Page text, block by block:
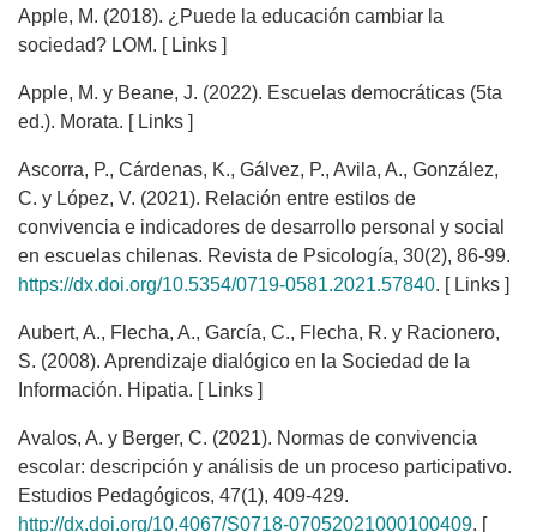
Apple, M. (2018). ¿Puede la educación cambiar la
sociedad? LOM. [ Links ]
Apple, M. y Beane, J. (2022). Escuelas democráticas (5ta
ed.). Morata. [ Links ]
Ascorra, P., Cárdenas, K., Gálvez, P., Avila, A., González,
C. y López, V. (2021). Relación entre estilos de
convivencia e indicadores de desarrollo personal y social
en escuelas chilenas. Revista de Psicología, 30(2), 86-99.
https://dx.doi.org/10.5354/0719-0581.2021.57840. [ Links ]
Aubert, A., Flecha, A., García, C., Flecha, R. y Racionero,
S. (2008). Aprendizaje dialógico en la Sociedad de la
Información. Hipatia. [ Links ]
Avalos, A. y Berger, C. (2021). Normas de convivencia
escolar: descripción y análisis de un proceso participativo.
Estudios Pedagógicos, 47(1), 409-429.
http://dx.doi.org/10.4067/S0718-07052021000100409. [